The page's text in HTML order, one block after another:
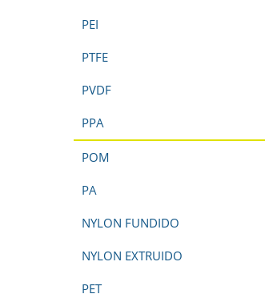
PEI
PTFE
PVDF
PPA
POM
PA
NYLON FUNDIDO
NYLON EXTRUIDO
PET